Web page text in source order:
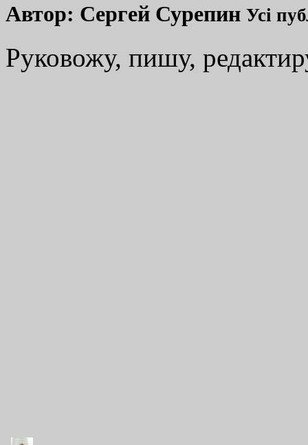
Автор: Сергей Сурепин Усі
Руковожу, пишу,